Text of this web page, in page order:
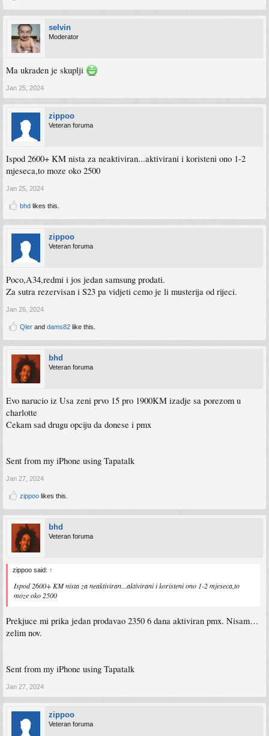
selvin
Moderator
Ma ukraden je skuplji
Jan 25, 2024
zippoo
Veteran foruma
Ispod 2600+ KM nista za neaktiviran...aktivirani i koristeni ono 1-2
mjeseca,to moze oko 2500
Jan 25, 2024
bhd likes this.
zippoo
Veteran foruma
Poco,A34,redmi i jos jedan samsung prodati.
Za sutra rezervisan i S23 pa vidjeti cemo je li musterija od rijeci.
Jan 26, 2024
Qler and dams82 like this.
bhd
Veteran foruma
Evo narucio iz Usa zeni prvo 15 pro 1900KM izadje sa porezom u
charlotte
Cekam sad drugu opciju da donese i pmx
Sent from my iPhone using Tapatalk
Jan 27, 2024
zippoo likes this.
bhd
Veteran foruma
zippoo said: ↑
Ispod 2600+ KM nista za neaktiviran...aktivirani i koristeni ono 1-2 mjeseca,to
moze oko 2500
Prekjuce mi prika jedan prodavao 2350 6 dana aktiviran pmx. Nisam…
zelim nov.
Sent from my iPhone using Tapatalk
Jan 27, 2024
zippoo
Veteran foruma